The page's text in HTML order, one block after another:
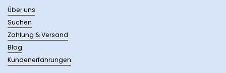
Über uns
Suchen
Zahlung & Versand
Blog
Kundenerfahrungen